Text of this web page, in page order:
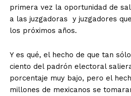
primera vez la oportunidad de
a las juzgadoras y juzgadores
los próximos años.
Y es qué, el hecho de que tan
ciento del padrón electoral
porcentaje muy bajo, pero el
millones de mexicanos se